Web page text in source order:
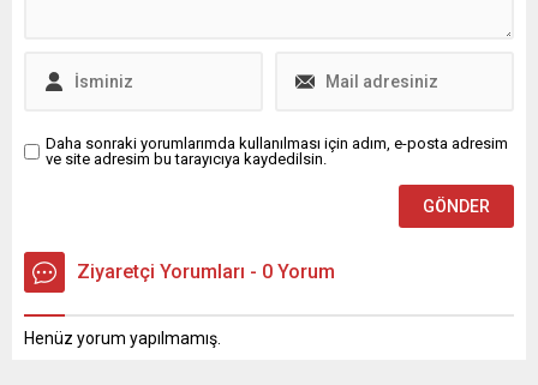
Daha sonraki yorumlarımda kullanılması için adım, e-posta adresim
ve site adresim bu tarayıcıya kaydedilsin.
Ziyaretçi Yorumları - 0 Yorum
Henüz yorum yapılmamış.